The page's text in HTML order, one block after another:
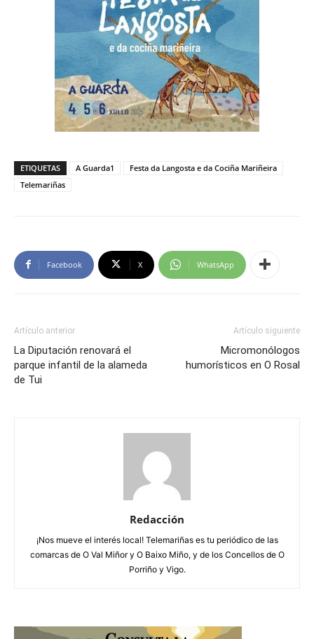
ETIQUETAS A Guarda1
Festa da Langosta e da Cociña Mariñeira
Telemariñas
Facebook X WhatsApp
Artículo anterior
La Diputación renovará el
parque infantil de la alameda
de Tui
Artículo siguiente
Micromonólogos
humorísticos en O Rosal
Redacción
¡Nos mueve el interés local! Telemariñas es tu periódico de las
comarcas de O Val Miñor y O Baixo Miño, y de los Concellos de O
Porriño y Vigo.